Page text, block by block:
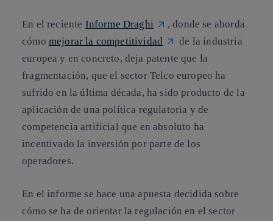
En el reciente Informe Draghi
, donde se aborda
cómo mejorar la competitividad
de la industria
europea y en concreto, deja patente que la
fragmentación, que el sector Telco europeo ha
sufrido en la última década, ha sido producto de la
aplicación de una política regulatoria y de
competencia artificial que en absoluto ha
incentivado la inversión por parte de los
operadores.
En el informe se hace una apuesta decidida sobre
cómo se ha de orientar la regulación en el sector